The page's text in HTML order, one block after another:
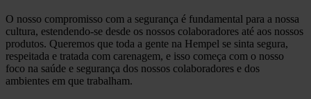
O nosso compromisso com a segurança é fundamental para a nossa
cultura, estendendo-se desde os nossos colaboradores até aos nossos
produtos. Queremos que toda a gente na Hempel se sinta segura,
respeitada e tratada com carenagem, e isso começa com o nosso
foco na saúde e segurança dos nossos colaboradores e dos
ambientes em que trabalham.